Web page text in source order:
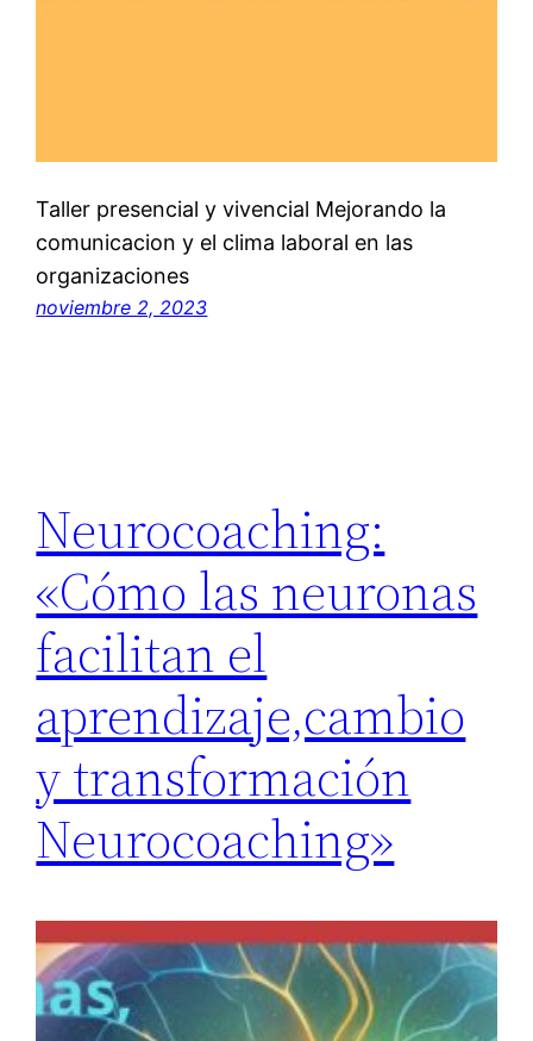
Taller presencial y vivencial Mejorando la
comunicacion y el clima laboral en las
organizaciones
noviembre 2, 2023
Neurocoaching:
«Cómo las neuronas
facilitan el
aprendizaje,cambio
y transformación
Neurocoaching»